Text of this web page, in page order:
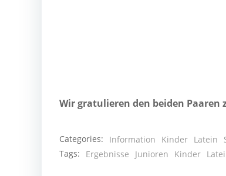
Wir gra­tu­lie­ren den bei­den Paa­ren
Categories: Information Kinder Latein
Tags:
Ergebnisse Junioren Kinder